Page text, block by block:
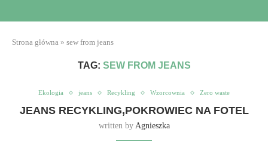
Strona główna » sew from jeans
TAG: SEW FROM JEANS
Ekologia jeans Recykling Wzorcownia Zero waste
JEANS RECYKLING,POKROWIEC NA FOTEL
written by Agnieszka